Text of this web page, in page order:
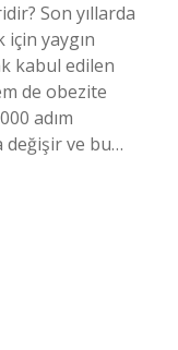
Son yıllarda
yaygın
kabul edilen
de obezite
adım
değişir ve bu…